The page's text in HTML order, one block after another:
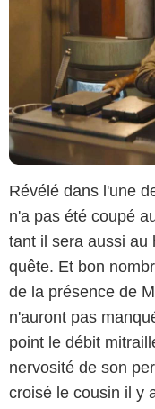
Révélé dans l'une
n'a pas été coupé
tant il sera aussi au
quête. Et bon
de la présence de
n'auront pas
point le débit
nervosité de son
croisé le cousin il y